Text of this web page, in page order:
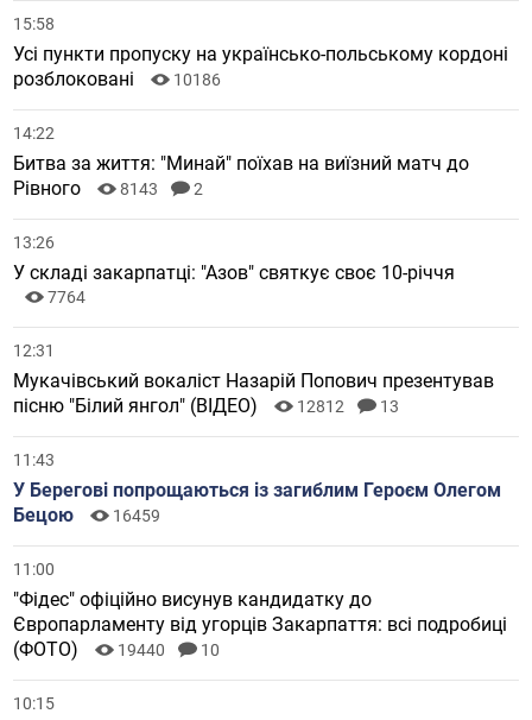
15:58
Усі пункти пропуску на українсько-польському кордоні
розблоковані
10186
14:22
Битва за життя: "Минай" поїхав на виїзний матч до
Рівного
8143 2
13:26
У складі закарпатці: "Азов" святкує своє 10-річчя
7764
12:31
Мукачівський вокаліст Назарій Попович презентував
пісню "Білий янгол" (ВІДЕО)
12812 13
11:43
У Берегові попрощаються із загиблим Героєм Олегом
Бецою
16459
11:00
"Фідес" офіційно висунув кандидатку до
Європарламенту від угорців Закарпаття: всі подробиці
(ФОТО)
19440 10
10:15